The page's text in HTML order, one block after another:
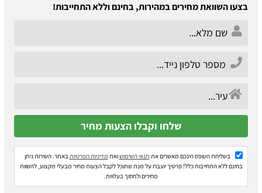
בצעו השוואת מחירים במהירות, בחינם וללא התחייבות!
בשליחת הטופס הינכם מאשרים את תנאי השימושואת מדיניות הפרטיותבאתר. השירות ניתן
בחינם ללא התחייבות כלל! פרטיך יועברו על מנת שתוכל לקבל הצעות מחיר מבעלי מקצוע, להשוות
מחירים ולחסוך בעלויות.